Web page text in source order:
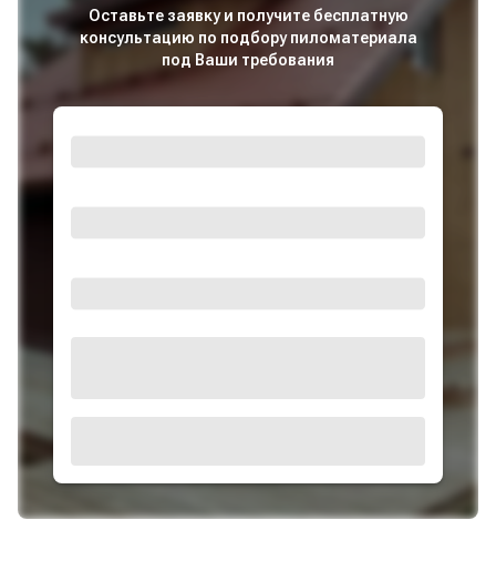
Оставьте заявку и получите бесплатную
консультацию по подбору пиломатериала
под Ваши требования